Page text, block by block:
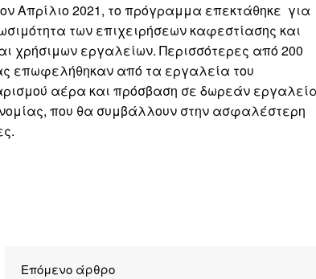
Απρίλιο 2021, το πρόγραμμα επεκτάθηκε για
των επιχειρήσεων καφεστίασης και
χρήσιμων εργαλείων. Περισσότερες από 200
επωφελήθηκαν από τα εργαλεία του
αέρα και πρόσβαση σε δωρεάν
που θα συμβάλλουν στην ασφαλέστερη
Επόμενο άρθρο